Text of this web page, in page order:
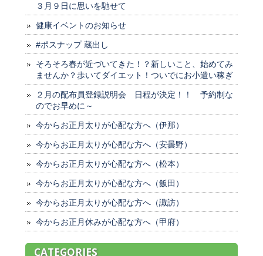
３月９日に思いを馳せて
健康イベントのお知らせ
#ポスナップ 蔵出し
そろそろ春が近づいてきた！？新しいこと、始めてみ
ませんか？歩いてダイエット！ついでにお小遣い稼ぎ
２月の配布員登録説明会 日程が決定！！ 予約制な
のでお早めに～
今からお正月太りが心配な方へ（伊那）
今からお正月太りが心配な方へ（安曇野）
今からお正月太りが心配な方へ（松本）
今からお正月太りが心配な方へ（飯田）
今からお正月太りが心配な方へ（諏訪）
今からお正月休みが心配な方へ（甲府）
CATEGORIES